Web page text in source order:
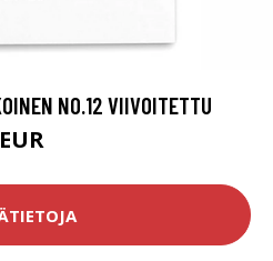
NO.12 VIIVOITETTU